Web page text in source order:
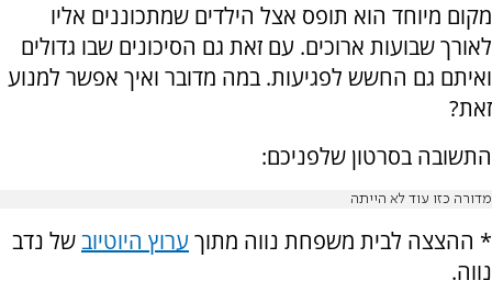
מקום מיוחד הוא תופס אצל הילדים שמתכוננים אליו
לאורך שבועות ארוכים. עם זאת גם הסיכונים שבו גדולים
ואיתם גם החשש לפגיעות. במה מדובר ואיך אפשר למנוע
זאת?
התשובה בסרטון שלפניכם:
מדורה כזו עוד לא הייתה
* ההצצה לבית משפחת נווה מתוך ערוץ היוטיובשל נדב
נווה.